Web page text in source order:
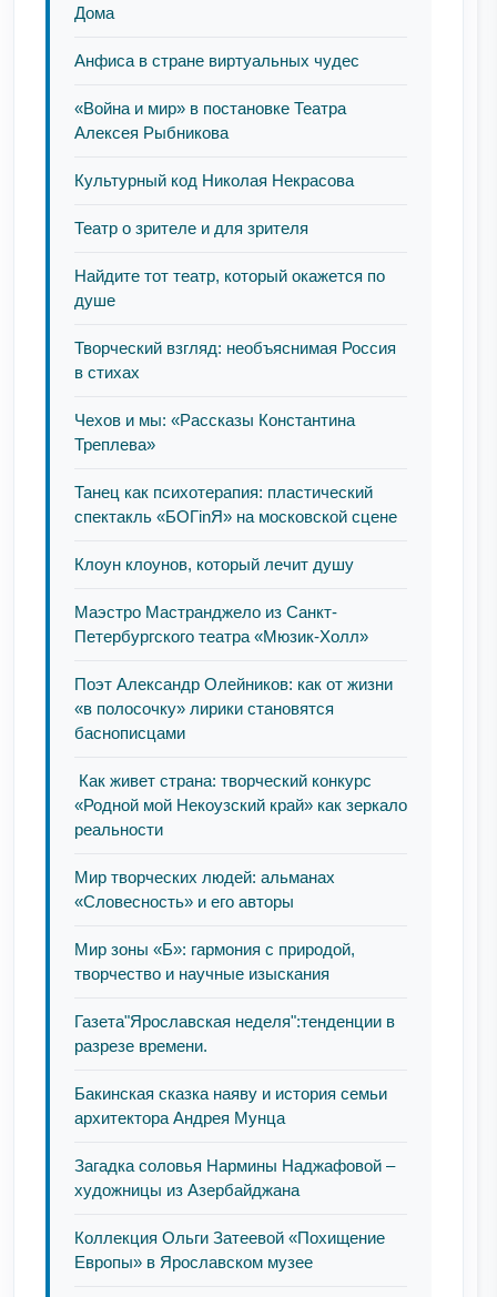
Дома
Анфиса в стране виртуальных чудес
«Война и мир» в постановке Театра
Алексея Рыбникова
Культурный код Николая Некрасова
Театр о зрителе и для зрителя
Найдите тот театр, который окажется по
душе
Творческий взгляд: необъяснимая Россия
в стихах
Чехов и мы: «Рассказы Константина
Треплева»
Танец как психотерапия: пластический
спектакль «БОГinЯ» на московской сцене
Клоун клоунов, который лечит душу
Маэстро Мастранджело из Санкт-
Петербургского театра «Мюзик-Холл»
Поэт Александр Олейников: как от жизни
«в полосочку» лирики становятся
баснописцами
Как живет страна: творческий конкурс
«Родной мой Некоузский край» как зеркало
реальности
Мир творческих людей: альманах
«Словесность» и его авторы
Мир зоны «Б»: гармония с природой,
творчество и научные изыскания
Газета"Ярославская неделя":тенденции в
разрезе времени.
Бакинская сказка наяву и история семьи
архитектора Андрея Мунца
Загадка соловья Нармины Наджафовой –
художницы из Азербайджана
Коллекция Ольги Затеевой «Похищение
Европы» в Ярославском музее